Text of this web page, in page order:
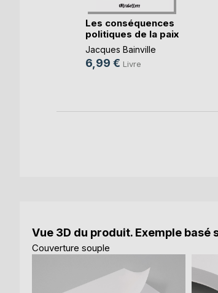
Les conséquences
politiques de la paix
Jacques Bainville
6,99 € Livre
Vue 3D du produit. Exemple
Couverture souple